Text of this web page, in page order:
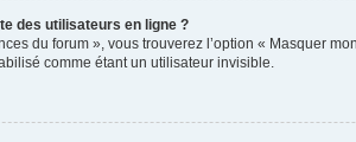
des utilisateurs en ligne ?
du forum », vous trouverez l’option « Masquer
comme étant un utilisateur invisible.